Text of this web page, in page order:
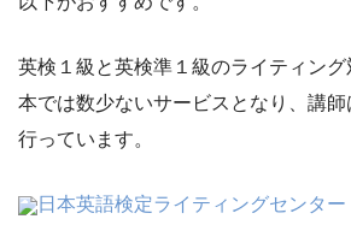
英検１級と英検準１級のライティング
本では数少ないサービスとなり、講
行っています。
日本英語検定ライティングセンター